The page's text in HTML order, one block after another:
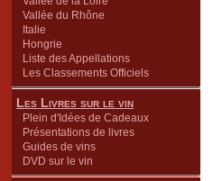
Vallée du Rhône
Italie
Hongrie
Liste des Appellations
Les Classements Officiels
Les Livres sur le vin
Plein d'Idées de Cadeaux
Présentations de livres
Guides de vins
DVD sur le vin